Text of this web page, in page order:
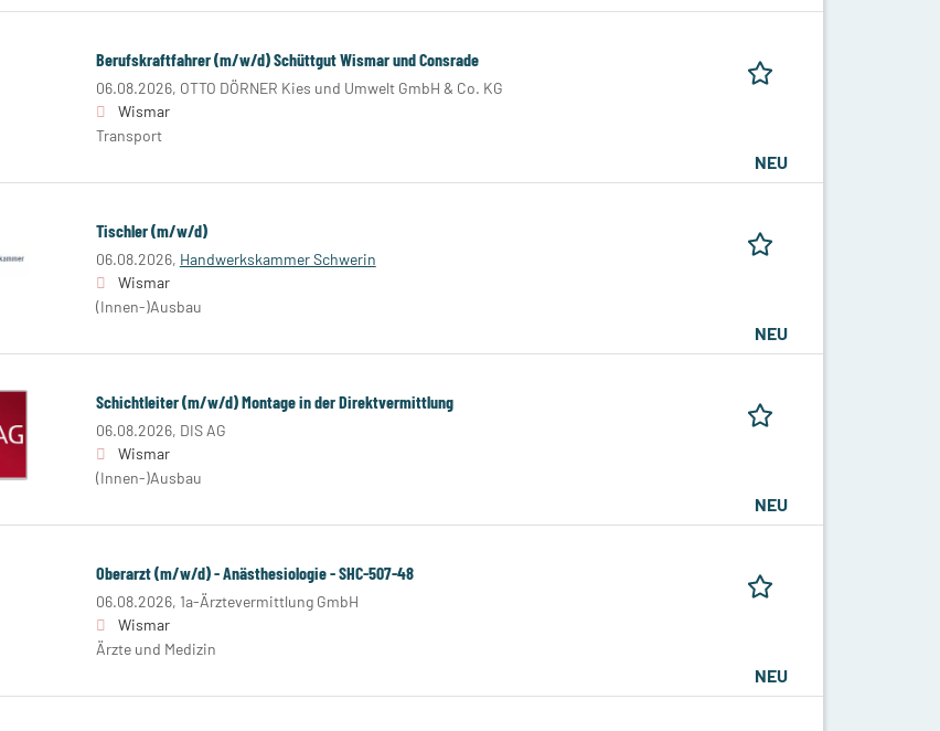
Berufskraftfahrer (m/w/d) Schüttgut Wismar und Consrade
06.08.2026, OTTO DÖRNER Kies und Umwelt GmbH & Co. KG
Wismar
Transport
NEU
Tischler (m/w/d)
06.08.2026, Handwerkskammer Schwerin
Wismar
(Innen-)Ausbau
NEU
Schichtleiter (m/w/d) Montage in der Direktvermittlung
06.08.2026, DIS AG
Wismar
(Innen-)Ausbau
NEU
Oberarzt (m/w/d) - Anästhesiologie - SHC-507-48
06.08.2026, 1a-Ärztevermittlung GmbH
Wismar
Ärzte und Medizin
NEU